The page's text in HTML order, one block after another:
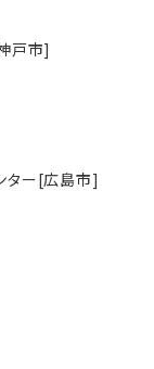
戸市]
ター[広島市]